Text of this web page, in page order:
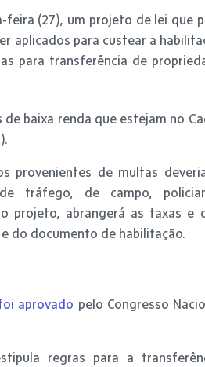
feira (27), um projeto de lei que
aplicados para custear a
para transferência de
baixa renda que estejam no
provenientes de multas
tráfego, de campo,
projeto, abrangerá as taxas e
do documento de habilitação.
aprovado pelo Congresso
regras para a